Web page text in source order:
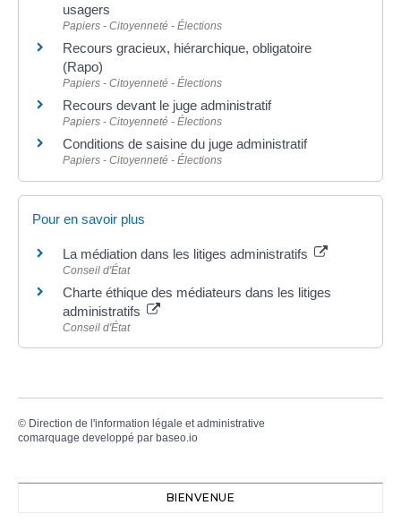
usagers
Papiers - Citoyenneté - Élections
Recours gracieux, hiérarchique, obligatoire
(Rapo)
Papiers - Citoyenneté - Élections
Recours devant le juge administratif
Papiers - Citoyenneté - Élections
Conditions de saisine du juge administratif
Papiers - Citoyenneté - Élections
Pour en savoir plus
La médiation dans les litiges administratifs
Conseil d'État
Charte éthique des médiateurs dans les litiges
administratifs
Conseil d'État
© Direction de l'information légale et administrative
comarquage developpé par baseo.io
BIENVENUE